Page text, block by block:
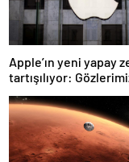
Apple’ın yeni yapay
tartışılıyor:
güvenebilir miyiz?